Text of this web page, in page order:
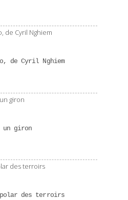
de Cyril Nghiem
un giron
des terroirs